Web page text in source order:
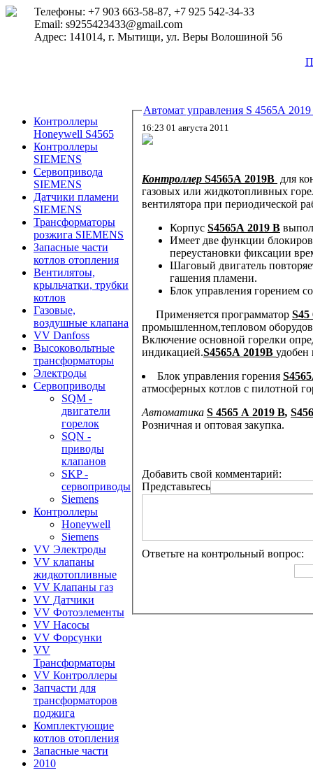
Телефоны: +7 903 663-58-87, +7 925 542-34-33
Email: s9255423433@gmail.com
Адрес: 141014, г. Мытищи, ул. Веры Волошиной 56
Контроллеры
Honeywell S4565
Контроллеры
SIEMENS
Сервопривода
SIEMENS
Датчики пламени
SIEMENS
Трансформаторы
розжига SIEMENS
Запасные части
котлов отопления
Вентилятоы,
крыльчатки, трубки
котлов
Газовые,
воздушные клапана
VV Danfoss
Высоковольтные
трансформаторы
Электроды
Сервоприводы
SQM -
двигатели
горелок
SQN -
приводы
клапанов
SKP -
сервоприводы
Siemens
Контроллеры
Honeywell
Siemens
VV Электроды
VV клапаны
жидкотопливные
VV Клапаны газ
VV Датчики
VV Фотоэлементы
VV Насосы
VV Форсунки
VV
Трансформаторы
VV Контроллеры
Запчасти для
трансформаторов
поджига
Комплектующие
котлов отопления
Запасные части
2010
Автомат управления S 4565A
16:23 01 августа 2011
Контроллер S4565A 2019В для контроля одно - или двухступенчатых газовых или комбинированных
газовых или жидкотопливных горелок
вентилятора при периодической
Корпус S4565A 2019 В
Имеет две функции
переустановки фиксации
Шаговый двигатель
гашения пламени.
Блок управления горением
Применяется программатор S45
промышленном,тепловом
Включение основной горелки определяется визуально на верхней части автомата горения световой
индикацией.S4565A 2019В
Блок управления горения
атмосферных котлов с пилотной
Автоматика S 4565 A 2019 В,
Розничная и оптовая закупка.
Добавить свой комментарий:
Представьтесь
Ответьте на контрольный вопрос: